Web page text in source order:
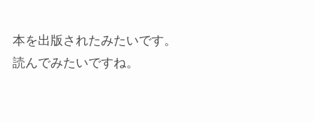
本を出版されたみたいです。
読んでみたいですね。